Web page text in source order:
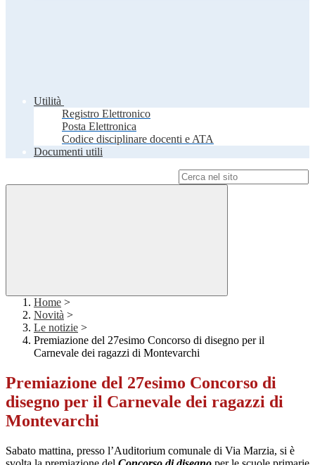
Utilità
Registro Elettronico
Posta Elettronica
Codice disciplinare docenti e ATA
Documenti utili
Home >
Novità >
Le notizie >
Premiazione del 27esimo Concorso di disegno per il
Carnevale dei ragazzi di Montevarchi
Premiazione del 27esimo Concorso di
disegno per il Carnevale dei ragazzi di
Montevarchi
Sabato mattina, presso l’Auditorium comunale di Via Marzia, si è